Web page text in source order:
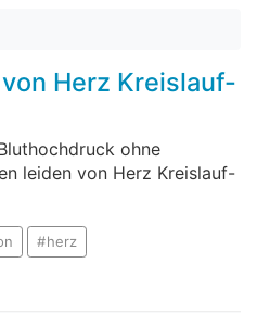
Herz Kreislauf-
ohne
leiden von Herz Kreislauf-
herz